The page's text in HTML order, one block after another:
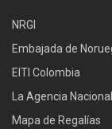
NRGI
Embajada de
EITI Colombia
La Agencia
Mapa de Regalías